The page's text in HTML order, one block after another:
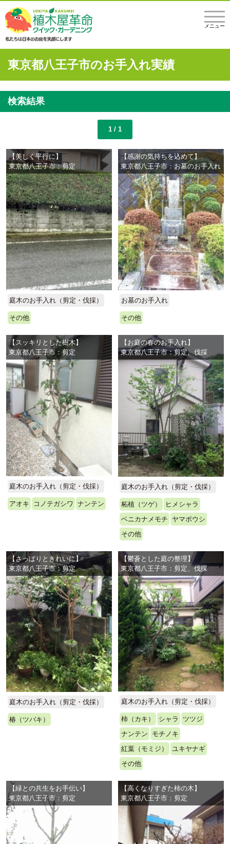
メニュー
東京都八王子市のお手入れ実績
検索結果
1 / 1
【美しく平行に】
東京都八王子市：剪定
庭木のお手入れ（剪定・伐採）
その他
【感謝の気持ちを込めて】
東京都八王子市：お墓のお手入れ
お墓のお手入れ
その他
【スッキリとした樹木】
東京都八王子市：剪定
庭木のお手入れ（剪定・伐採）
アオキ コノテガシワ ナンテン
【お庭の春のお手入れ】
東京都八王子市：剪定、伐採
庭木のお手入れ（剪定・伐採）
柘植（ツゲ）
ヒメシャラ
ベニカナメモチ
ヤマボウシ
その他
【さっぱりときれいに】
東京都八王子市：剪定
庭木のお手入れ（剪定・伐採）
椿（ツバキ）
【鬱蒼とした庭の整理】
東京都八王子市：剪定、伐採
庭木のお手入れ（剪定・伐採）
柿（カキ） シャラ
ツツジ
ナンテン
モチノキ
紅葉（モミジ）
ユキヤナギ
その他
【緑との共生をお手伝い】
東京都八王子市：剪定
【高くなりすぎた柿の木】
東京都八王子市：剪定